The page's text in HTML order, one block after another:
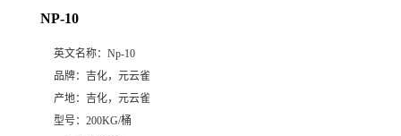
NP-10
英文名称： Np-10
品牌： 吉化，元云雀
产地： 吉化，元云雀
型号： 200KG/桶